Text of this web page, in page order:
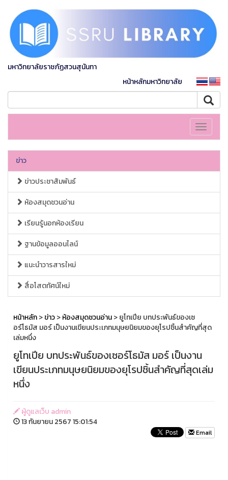
มหาวิทยาลัยราชภัฏสวนสุนันทา
หน้าหลักมหาวิทยาลัย
Toggle
ข่าว
ข่าวประชาสัมพันธ์
ห้องสมุดชวนอ่าน
เรียนรู้นอกห้องเรียน
ฐานข้อมูลออนไลน์
แนะนำวารสารใหม่
สื่อโสตทัศน์ใหม่
หน้าหลัก>ข่าว>ห้องสมุดชวนอ่าน> ยูโทเปีย บทประพันธ์ของเซ
อร์โธมัส มอร์ เป็นงานเขียนประเภทมนุษยนิยมของยุโรปชิ้นสำคัญที่สุด
เล่มหนึ่ง
ยูโทเปีย บทประพันธ์ของเซอร์โธมัส มอร์ เป็นงาน
เขียนประเภทมนุษยนิยมของยุโรปชิ้นสำคัญที่สุดเล่ม
หนึ่ง
ผู้ดูแลเว็บ admin
13 กันยายน 2567 15:01:54
Email